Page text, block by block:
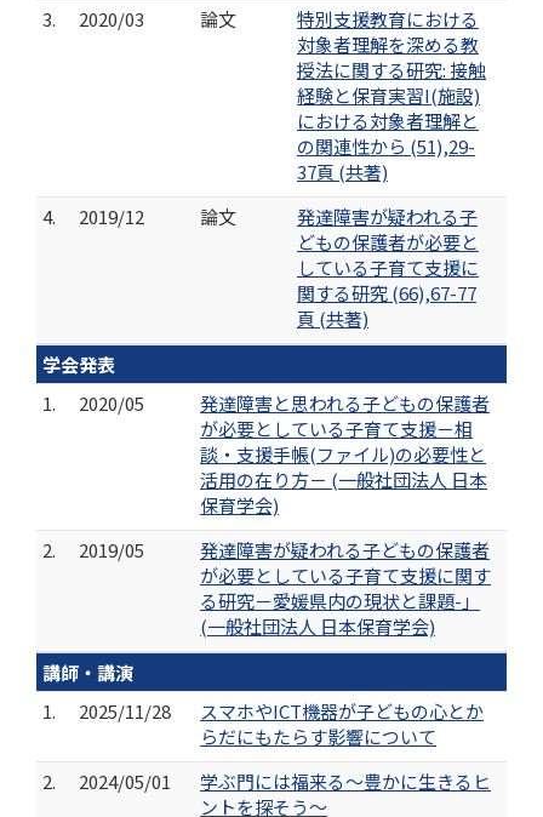
3.
2020/03 論文
特別支援教育における
対象者理解を深める教
授法に関する研究: 接触
経験と保育実習I(施設)
における対象者理解と
の関連性から (51),29-
37頁 (共著)
4.
2019/12 論文
発達障害が疑われる子
どもの保護者が必要と
している子育て支援に
関する研究 (66),67-77
頁 (共著)
学会発表
1.
2020/05
発達障害と思われる子どもの保護者
が必要としている子育て支援－相
談・支援手帳(ファイル)の必要性と
活用の在り方－ (一般社団法人 日本
保育学会)
2.
2019/05
発達障害が疑われる子どもの保護者
が必要としている子育て支援に関す
る研究－愛媛県内の現状と課題-」
(一般社団法人 日本保育学会)
講師・講演
1.
2025/11/28
スマホやICT機器が子どもの心とか
らだにもたらす影響について
2.
2024/05/01
学ぶ門には福来る〜豊かに生きるヒ
ントを探そう〜